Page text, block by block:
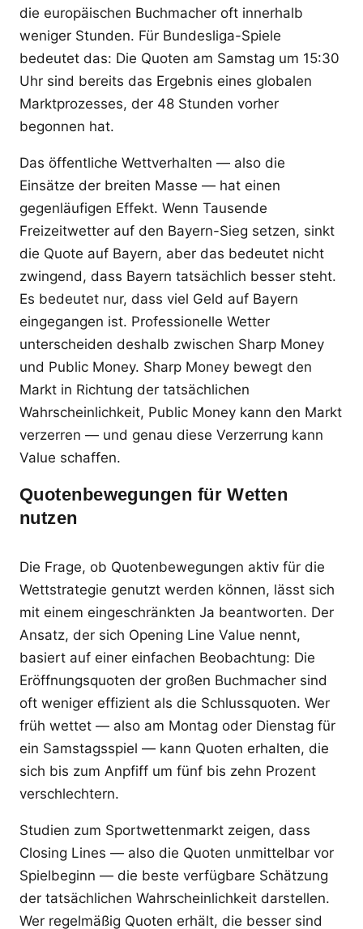
die europäischen Buchmacher oft innerhalb
weniger Stunden. Für Bundesliga-Spiele
bedeutet das: Die Quoten am Samstag um 15:30
Uhr sind bereits das Ergebnis eines globalen
Marktprozesses, der 48 Stunden vorher
begonnen hat.
Das öffentliche Wettverhalten — also die
Einsätze der breiten Masse — hat einen
gegenläufigen Effekt. Wenn Tausende
Freizeitwetter auf den Bayern-Sieg setzen, sinkt
die Quote auf Bayern, aber das bedeutet nicht
zwingend, dass Bayern tatsächlich besser steht.
Es bedeutet nur, dass viel Geld auf Bayern
eingegangen ist. Professionelle Wetter
unterscheiden deshalb zwischen Sharp Money
und Public Money. Sharp Money bewegt den
Markt in Richtung der tatsächlichen
Wahrscheinlichkeit, Public Money kann den Markt
verzerren — und genau diese Verzerrung kann
Value schaffen.
Quotenbewegungen für Wetten
nutzen
Die Frage, ob Quotenbewegungen aktiv für die
Wettstrategie genutzt werden können, lässt sich
mit einem eingeschränkten Ja beantworten. Der
Ansatz, der sich Opening Line Value nennt,
basiert auf einer einfachen Beobachtung: Die
Eröffnungsquoten der großen Buchmacher sind
oft weniger effizient als die Schlussquoten. Wer
früh wettet — also am Montag oder Dienstag für
ein Samstagsspiel — kann Quoten erhalten, die
sich bis zum Anpfiff um fünf bis zehn Prozent
verschlechtern.
Studien zum Sportwettenmarkt zeigen, dass
Closing Lines — also die Quoten unmittelbar vor
Spielbeginn — die beste verfügbare Schätzung
der tatsächlichen Wahrscheinlichkeit darstellen.
Wer regelmäßig Quoten erhält, die besser sind